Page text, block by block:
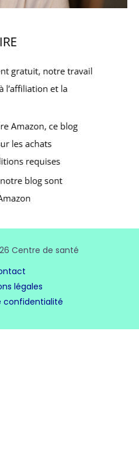
Centre de santé
légales
confidentialité